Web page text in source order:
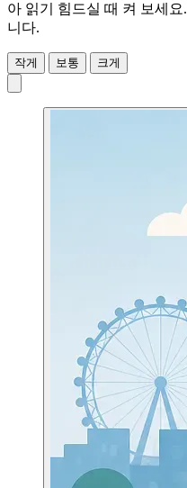
아 읽기 힘드실 때 켜 보세요.
니다.
작게 보통 크게